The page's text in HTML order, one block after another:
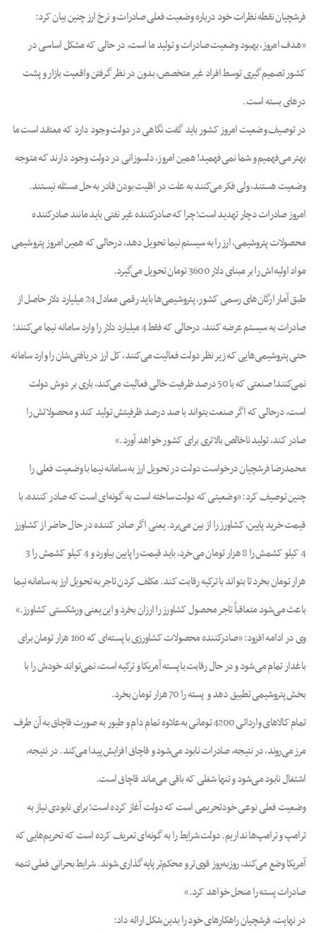
فرشچیان نقطه نظرات خود درباره وضعیت فعلی صادرات و نرخ ارز چنین بیان کرد:
«هدف امروز، بهبود وضعیت صادرات و تولید ما است، در حالی که مشکل اساسی در
کشور تصمیم‌گیری توسط افراد غیر متخصص، بدون در نظر گرفتن واقعیت بازار و پشت
درهای بسته است.
در توصیف وضعیت امروز کشور باید گفت نگاهی در دولت وجود دارد که معتقد است ما
بهتر می‌فهمیم و شما نمی‌فهمید! همین امروز، دلسوزانی در دولت وجود دارند که متوجه
وضعیت هستند، ولی فکر می‌کنند به علت در اقلیت بودن قادر به حل مسئله نیستند.
امروز صادرات دچار تهدید است؛ چرا که صادرکننده غیر نفتی باید مانند صادرکننده
محصولات پتروشیمی، ارز را به سیستم نیما تحویل دهد، درحالی که همین امروز پتروشیمی
مواد اولیه‌اش را بر مبنای دلار 3600 تومان تحویل می‌گیرد.
طبق آمار ارگان‌های رسمی کشور، پتروشیمی‌ها باید رقمی معادل 24 میلیارد دلار حاصل از
صادرات به سیستم عرضه کنند، درحالی که فقط 4 میلیارد دلار را وارد سامانه نیما می‌کنند؛
حتی پتروشیمی‌هایی که زیر نظر دولت فعالیت می‌کنند، کل ارز دریافتی‌شان را وارد سامانه
نمی‌کنند! صنعتی که با 50 درصد ظرفیت خالی فعالیت می‌کند، باری بر دوش دولت
است، درحالی که اگر صنعت بتواند با صد درصد ظرفیتش تولید کند و محصولاتش را
صادر کند، تولید ناخالص بالاتری برای کشور خواهد آورد.»
محمدرضا فرشچیان درخواست دولت در تحویل ارز به سامانه نیما با وضعیت فعلی را
چنین توصیف کرد: «وضعیتی که دولت ساخته است به گونه‌ای است که صادر کننده، با
قیمت خرید پایین، کشاورز را از بین می‌برد. یعنی اگر صادر کننده در حال حاضر از کشاورز
4 کیلو کشمش را 8 هزار تومان می‌خرد، باید قیمت را پایین بیاورد و 4 کیلو کشمش را 3
هزار تومان بخرد تا بتواند با ترکیه رقابت کند. مکلف کردن تاجر به تحویل ارز به سامانه نیما
باعث می‌شود متعاقباً تاجر محصول کشاورز را ارزان بخرد و این یعنی ورشکستی کشاورز.»
وی در ادامه افزود: «صادرکننده محصولات کشاورزی با پسته‌ای که 160 هزار تومان برای
باغدار تمام می‌شود و در حال رقابت با پسته آمریکا و ترکیه است، نمی‌تواند خودش را با
بخش پتروشیمی تطبیق دهد و پسته را 70 هزار تومان بخرد.
تمام کالاهای وارداتی 4200 تومانی به‌علاوه تمام دام و طیور به صورت قاچاق به آن طرف
مرز می‌روند، در نتیجه، صادرات نابود می‌شود و قاچاق افزایش پیدا می‌کند. در نتیجه،
اشتغال نابود می‌شود و تنها شغلی که باقی می‌ماند قاچاق است.
وضعیت فعلی نوعی خودتحریمی است که دولت آغاز کرده است؛ برای نابودی نیاز به
ترامپ و ترامپ‌ها نداریم. دولت شرایط را به گونه‌ای تعریف کرده است که تحریم‌هایی که
آمریکا وضع می‌کند، روزبه‌روز قوی‌تر و محکم‌تر پایه‌گذاری شوند. شرایط بحرانی فعلی تتمه
صادرات پسته را منحل خواهد کرد.»
در نهایت، فرشچیان راهکارهای خود را بدین شکل ارائه داد: